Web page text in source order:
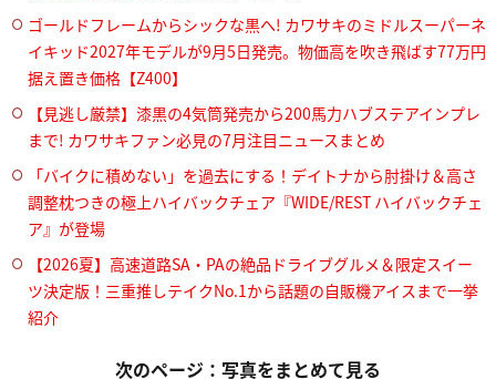
ゴールドフレームからシックな黒へ! カワサキのミドルスーパーネ
イキッド2027年モデルが9月5日発売。物価高を吹き飛ばす77万円
据え置き価格【Z400】
【見逃し厳禁】漆黒の4気筒発売から200馬力ハブステアインプレ
まで! カワサキファン必見の7月注目ニュースまとめ
「バイクに積めない」を過去にする！デイトナから肘掛け＆高さ
調整枕つきの極上ハイバックチェア『WIDE/REST ハイバックチェ
ア』が登場
【2026夏】高速道路SA・PAの絶品ドライブグルメ＆限定スイー
ツ決定版！三重推しテイクNo.1から話題の自販機アイスまで一挙
紹介
次のページ：写真をまとめて見る